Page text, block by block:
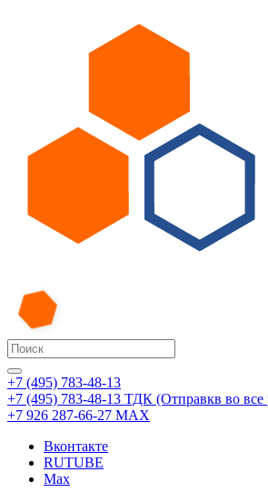
+7 (495) 783-48-13
+7 (495) 783-48-13 ТДК (Отправкв во
+7 926 287-66-27 МАХ
Вконтакте
RUTUBE
Max